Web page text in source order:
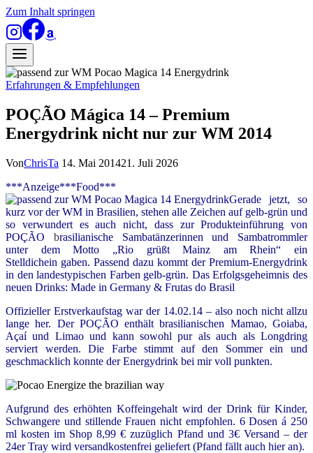
Zum Inhalt springen
Erfahrungen & Empfehlungen
POÇÃO Mágica 14 – Premium
Energydrink nicht nur zur WM 2014
VonChrisTa 14. Mai 201421. Juli 2026
***Anzeige***Food***
Gerade jetzt, so
kurz vor der WM in Brasilien, stehen alle Zeichen auf gelb-grün und
so verwundert es auch nicht, dass zur Produkteinführung von
POÇÃO brasilianische Sambatänzerinnen und Sambatrommler
unter dem Motto „Rio grüßt Mainz am Rhein“ ein
Stelldichein gaben. Passend dazu kommt der Premium-Energydrink
in den landestypischen Farben gelb-grün. Das Erfolgsgeheimnis des
neuen Drinks: Made in Germany & Frutas do Brasil
Offizieller Erstverkaufstag war der 14.02.14 – also noch nicht allzu
lange her. Der POÇÃO enthält brasilianischen Mamao, Goiaba,
Açaí und Limao und kann sowohl pur als auch als Longdring
serviert werden. Die Farbe stimmt auf den Sommer ein und
geschmacklich konnte der Energydrink bei mir voll punkten.
Aufgrund des erhöhten Koffeingehalt wird der Drink für Kinder,
Schwangere und stillende Frauen nicht empfohlen. 6 Dosen á 250
ml kosten im Shop 8,99 € zuzüglich Pfand und 3€ Versand – der
24er Tray wird versandkostenfrei geliefert (Pfand fällt auch hier an).